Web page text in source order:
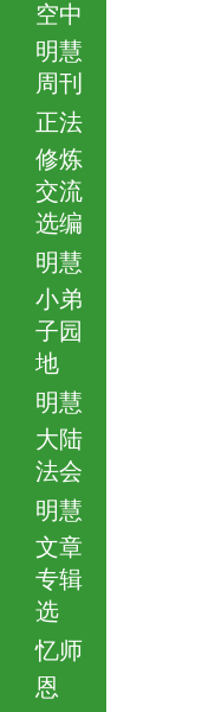
空中
明慧
周刊
正法
修炼
交流
选编
明慧
小弟
子园
地
明慧
大陆
法会
明慧
文章
专辑
选
忆师
恩